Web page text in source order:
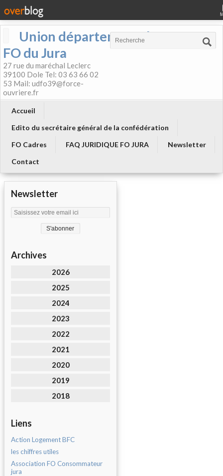
Union départementale
FO du Jura
27 rue du maréchal Leclerc
39100 Dole Tel: 03 63 66 02
53 Mail: udfo39@force-
ouvriere.fr
Accueil
Edito du secrétaire général de la confédération
FO Cadres
FAQ JURIDIQUE FO JURA
Newsletter
Contact
Newsletter
Archives
2026
2025
2024
2023
2022
2021
2020
2019
2018
Liens
Action Logement BFC
les chiffres utiles
Association FO Consommateur
jura